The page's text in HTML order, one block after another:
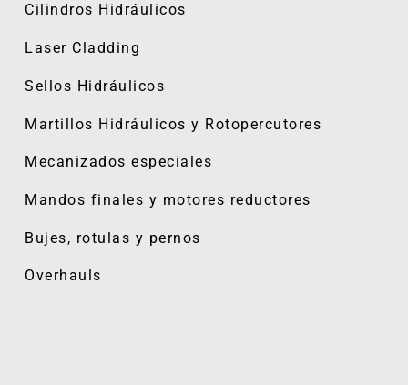
Cilindros Hidráulicos
Laser Cladding
Sellos Hidráulicos
Martillos Hidráulicos y Rotopercutores
Mecanizados especiales
Mandos finales y motores reductores
Bujes, rotulas y pernos
Overhauls